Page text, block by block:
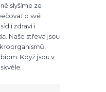
slyšíme ze
o své
zdraví i
Naše střeva jsou
Když jsou v